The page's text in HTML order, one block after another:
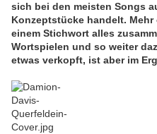
sich bei den meisten Songs
Konzeptstücke handelt.
einem Stichwort alles
Wortspielen und so weiter
etwas verkopft, ist aber im